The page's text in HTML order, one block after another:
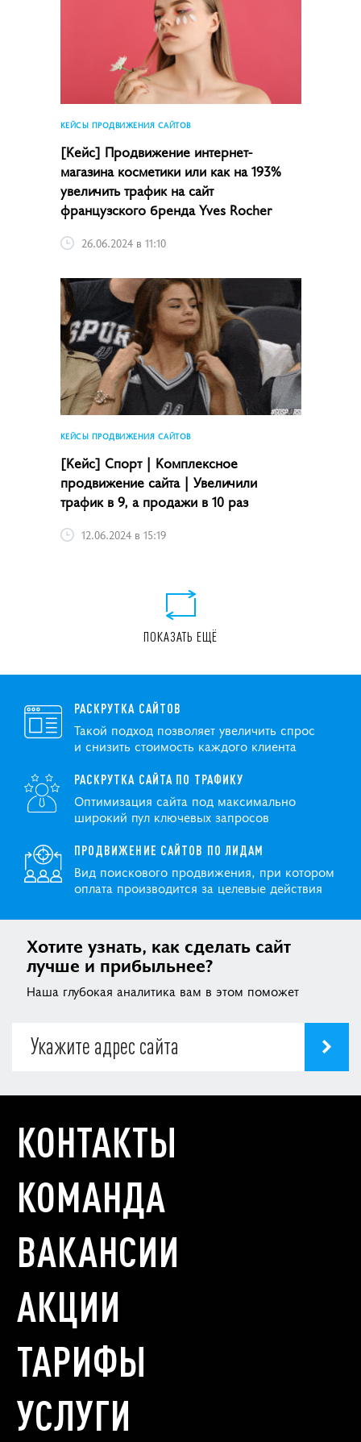
КЕЙСЫ ПРОДВИЖЕНИЯ САЙТОВ
[Кейс] Продвижение интернет-
магазина косметики или как на 193%
увеличить трафик на сайт
французского бренда Yves Rocher
26.06.2024 в 11:10
КЕЙСЫ ПРОДВИЖЕНИЯ САЙТОВ
[Кейс] Спорт | Комплексное
продвижение сайта | Увеличили
трафик в 9, а продажи в 10 раз
12.06.2024 в 15:19
ПОКАЗАТЬ ЕЩЁ
РАСКРУТКА САЙТОВ
Такой подход позволяет увеличить спрос
и снизить стоимость каждого клиента
РАСКРУТКА САЙТА ПО ТРАФИКУ
Оптимизация сайта под максимально
широкий пул ключевых запросов
ПРОДВИЖЕНИЕ САЙТОВ ПО ЛИДАМ
Вид поискового продвижения, при котором
оплата производится за целевые действия
Хотите узнать, как сделать сайт
лучше и прибыльнее?
Наша глубокая аналитика вам в этом поможет
КОНТАКТЫ
КОМАНДА
ВАКАНСИИ
АКЦИИ
ТАРИФЫ
УСЛУГИ